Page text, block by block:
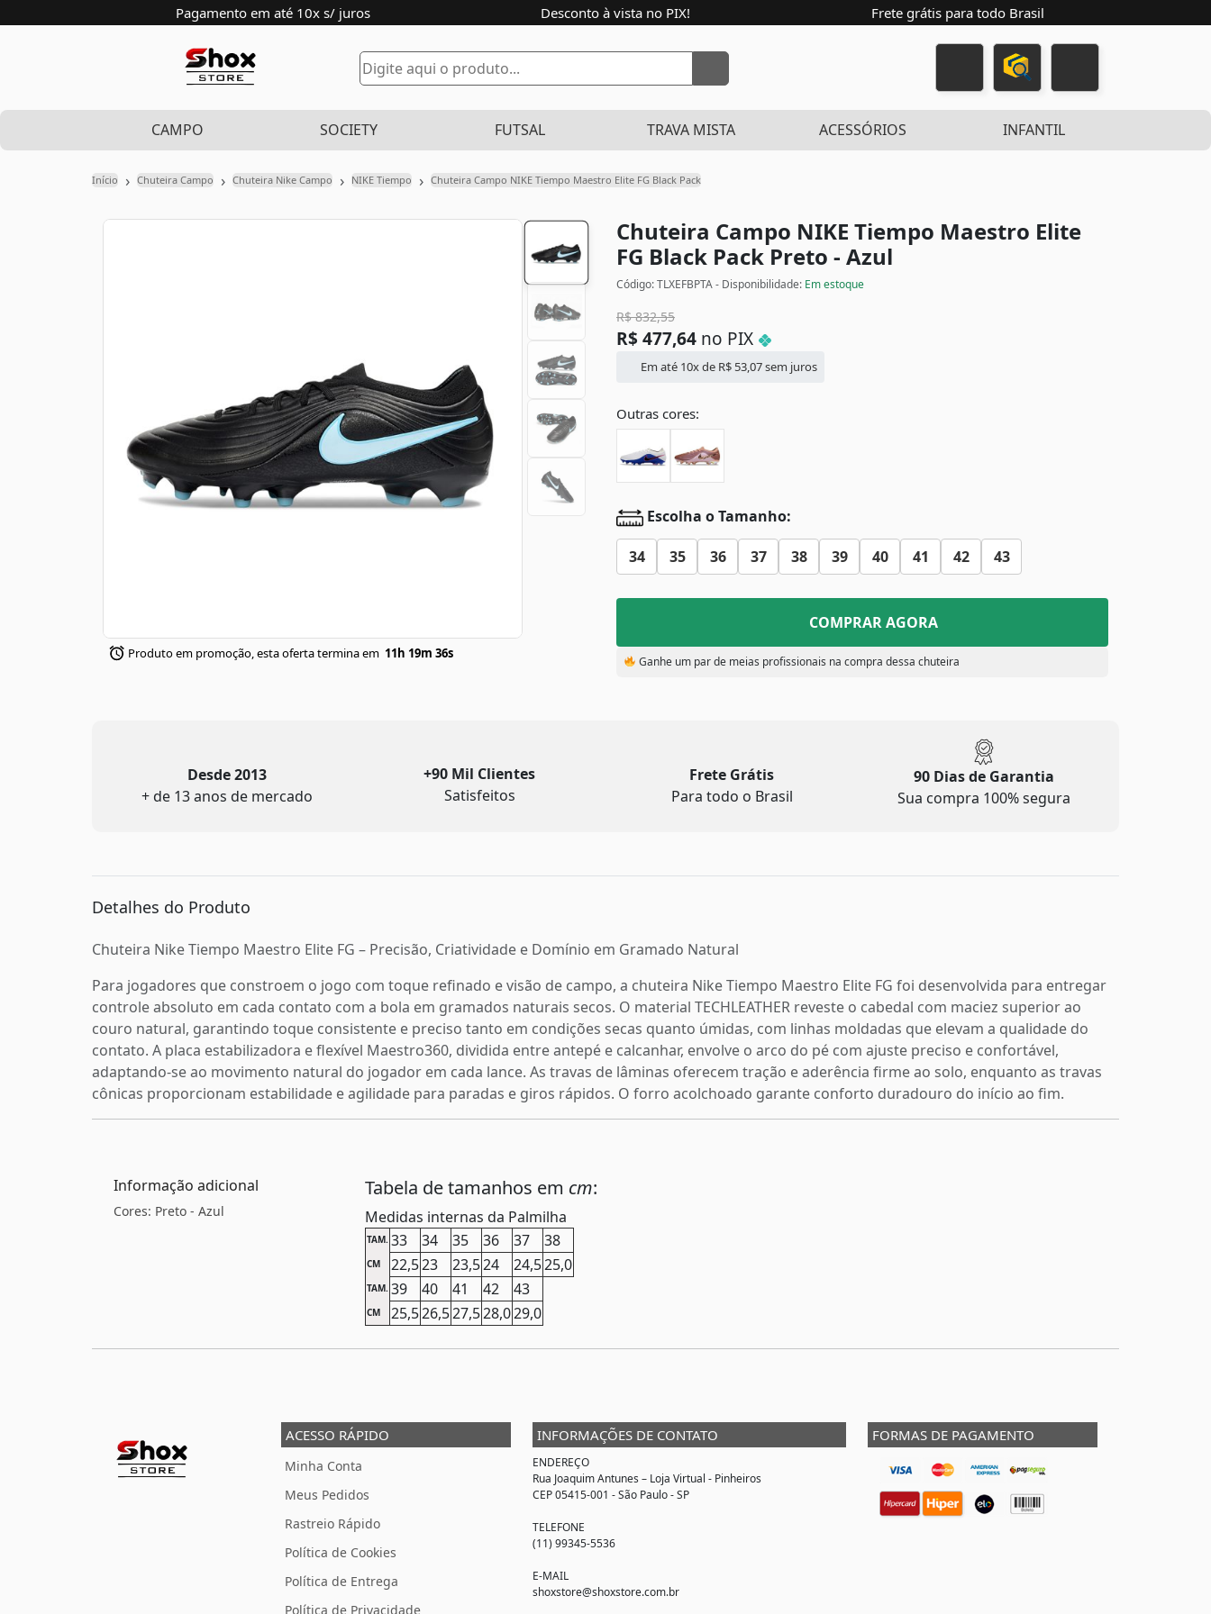
Pagamento em até 10x s/ juros Desconto à vista no PIX! Frete grátis para todo Brasil
CAMPO SOCIETY FUTSAL TRAVA MISTA ACESSÓRIOS INFANTIL
Início › Chuteira Campo › Chuteira Nike Campo › NIKE Tiempo › Chuteira Campo NIKE Tiempo Maestro Elite FG Black Pack
Produto em promoção, esta oferta termina em 11h 19m 35s
Chuteira Campo NIKE Tiempo Maestro Elite
FG Black Pack Preto - Azul
Código: TLXEFBPTA - Disponibilidade: Em estoque
R$832,55
R$ 477,64 no PIX
Em até 10x de R$ 53,07sem juros
Outras cores:
Escolha o Tamanho:
34 35 36 37 38 39 40 41 42 43
COMPRAR AGORA
Ganhe um par de meias profissionais na compra dessa chuteira
Desde 2013
+ de 13 anos de mercado
+90 Mil Clientes
Satisfeitos
Frete Grátis
Para todo o Brasil
90 Dias de Garantia
Sua compra 100% segura
Detalhes do Produto
Chuteira Nike Tiempo Maestro Elite FG – Precisão, Criatividade e Domínio em Gramado Natural
Para jogadores que constroem o jogo com toque refinado e visão de campo, a chuteira Nike Tiempo Maestro Elite FG foi desenvolvida para entregar
controle absoluto em cada contato com a bola em gramados naturais secos. O material TECHLEATHER reveste o cabedal com maciez superior ao
couro natural, garantindo toque consistente e preciso tanto em condições secas quanto úmidas, com linhas moldadas que elevam a qualidade do
contato. A placa estabilizadora e flexível Maestro360, dividida entre antepé e calcanhar, envolve o arco do pé com ajuste preciso e confortável,
adaptando-se ao movimento natural do jogador em cada lance. As travas de lâminas oferecem tração e aderência firme ao solo, enquanto as travas
cônicas proporcionam estabilidade e agilidade para paradas e giros rápidos. O forro acolchoado garante conforto duradouro do início ao fim.
Informação adicional
Cores: Preto - Azul
Tabela de tamanhos em cm:
Medidas internas da Palmilha
TAM. 33 34 35 36 37 38
CM 22,523 23,524 24,525,0
TAM. 39 40 41 42 43
CM 25,526,527,528,029,0
ACESSO RÁPIDO
Minha Conta
Meus Pedidos
Rastreio Rápido
Política de Cookies
Política de Entrega
Política de Privacidade
INFORMAÇÕES DE CONTATO
ENDEREÇO
Rua Joaquim Antunes – Loja Virtual - Pinheiros
CEP 05415-001 - São Paulo - SP
TELEFONE
(11) 99345-5536
E-MAIL
shoxstore@shoxstore.com.br
FORMAS DE PAGAMENTO